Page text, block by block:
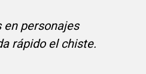
personajes
rápido el chiste.